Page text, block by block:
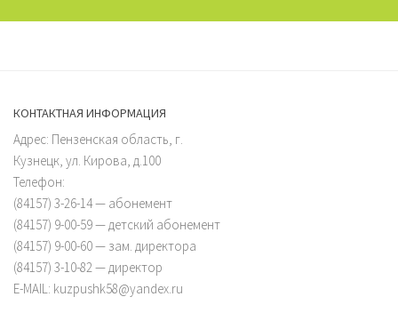
КОНТАКТНАЯ ИНФОРМАЦИЯ
Адрес: Пензенская область, г.
Кузнецк, ул. Кирова, д.100
Телефон:
(84157) 3-26-14 — абонемент
(84157) 9-00-59 — детский абонемент
(84157) 9-00-60 — зам. директора
(84157) 3-10-82 — директор
E-MAIL: kuzpushk58@yandex.ru